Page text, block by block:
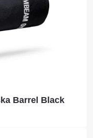
Barrel Black